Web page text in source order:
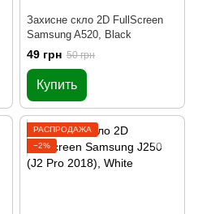
Захисне скло 2D FullScreen
Samsung A520, Black
49 грн 50 грн
Купить
РАСПРОДАЖА
−2%